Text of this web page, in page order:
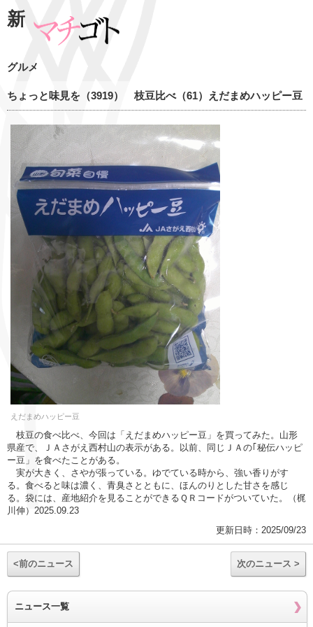
新
グルメ
ちょっと味見を（3919） 枝豆比べ（61）えだまめハッピー豆
えだまめハッピー豆
枝豆の食べ比べ、今回は「えだまめハッピー豆」を買ってみた。山形
県産で、ＪＡさがえ西村山の表示がある。以前、同じＪＡの｢秘伝ハッピ
ー豆」を食べたことがある。
実が大きく、さやが張っている。ゆでている時から、強い香りがす
る。食べると味は濃く、青臭さとともに、ほんのりとした甘さを感じ
る。袋には、産地紹介を見ることができるＱＲコードがついていた。（梶
川伸）2025.09.23
更新日時：2025/09/23
<前のニュース 次のニュース >
ニュース一覧